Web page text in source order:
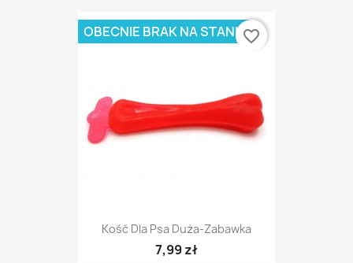
Kość Dla Psa Duża-Zabawka
7,99 zł
OBECNIE BRAK NA STANIEfavorite_border